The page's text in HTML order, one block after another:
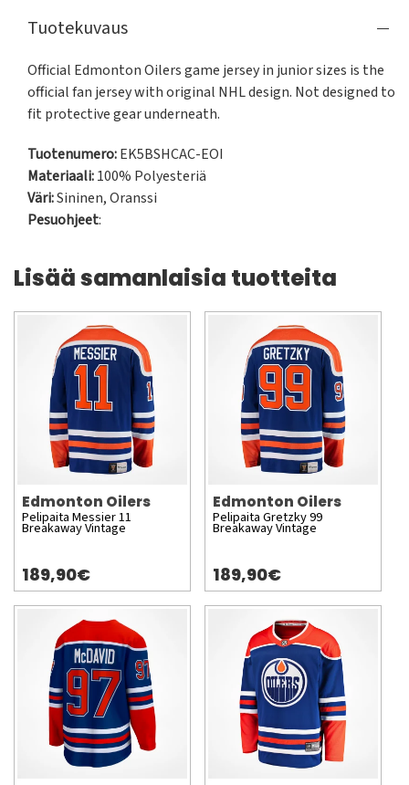
Tuotekuvaus
Official Edmonton Oilers game jersey in junior sizes is the
official fan jersey with original NHL design. Not designed to
fit protective gear underneath.
Tuotenumero:EK5BSHCAC-EOI
Materiaali:100% Polyesteriä
Väri:Sininen,Oranssi
Pesuohjeet:
Lisää samanlaisia tuotteita
Edmonton Oilers
Pelipaita Messier 11
Breakaway Vintage
189,90€
Edmonton Oilers
Pelipaita Gretzky 99
Breakaway Vintage
189,90€